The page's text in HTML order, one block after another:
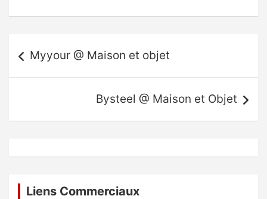
de
l’article
Myyour @ Maison et objet
Bysteel @ Maison et Objet
Liens Commerciaux